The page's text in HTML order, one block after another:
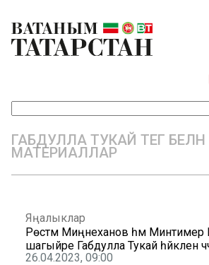
ГАБДУЛЛА ТУКАЙ ТЕГ БЕЛӘН
МАТЕРИАЛЛАР
Яңалыклар
Рөстәм Миңнеханов һәм Минтимер
шагыйре Габдулла Тукай һәйкәленә
26.04.2023, 09:00